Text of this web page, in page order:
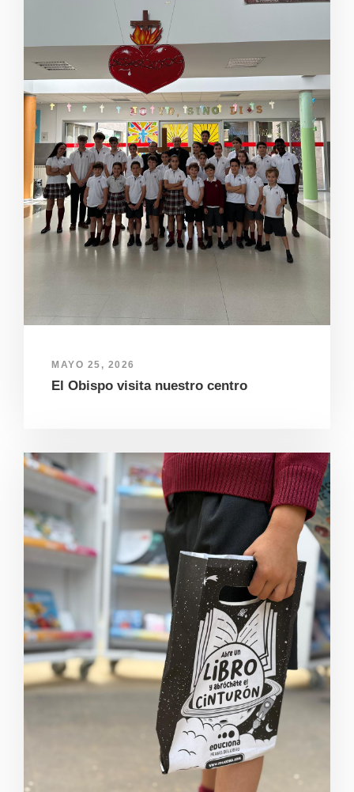
MAYO 25, 2026
El Obispo visita nuestro centro